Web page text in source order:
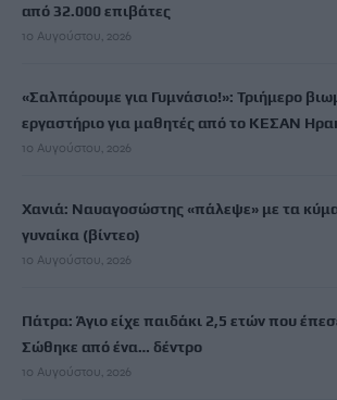
από 32.000 επιβάτες
10 Αυγούστου, 2026
«Σαλπάρουμε για Γυμνάσιο!»: Τριήμερο
εργαστήριο για μαθητές από το ΚΕΣΑΝ
10 Αυγούστου, 2026
Χανιά: Ναυαγοσώστης «πάλεψε» με τα
γυναίκα (βίντεο)
10 Αυγούστου, 2026
Πάτρα: Άγιο είχε παιδάκι 2,5 ετών που
Σώθηκε από ένα… δέντρο
10 Αυγούστου, 2026